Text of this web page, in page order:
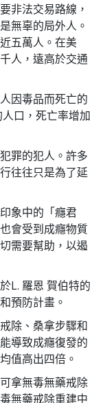
非法交易路線，
無辜的局外人。
五萬人。在美
人，遠高於交通
因毒品而死亡的
口，死亡率增加
罪的犯人。許多
往往只是為了延
象中的「癮君
會受到成癮物質
需要幫助，以遏
L. 羅恩 賀伯特的
預防計畫。
除、桑拿步驟和
導致成癮復發的
值高出四倍。
拿無毒無藥戒除
無藥戒除重建中